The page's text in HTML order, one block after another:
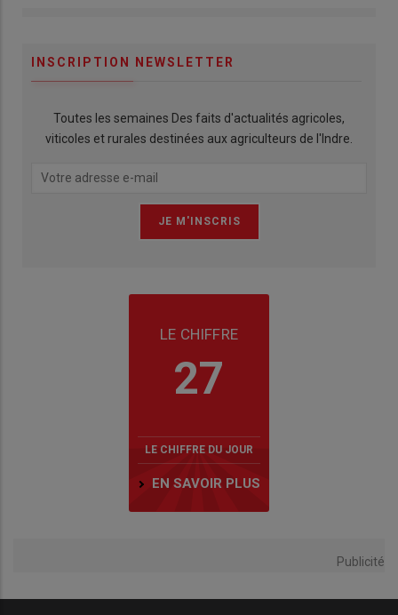
INSCRIPTION NEWSLETTER
Toutes les semaines Des faits d'actualités agricoles,
viticoles et rurales destinées aux agriculteurs de l'Indre.
LE CHIFFRE
27
LE CHIFFRE DU JOUR
EN SAVOIR PLUS
Publicité